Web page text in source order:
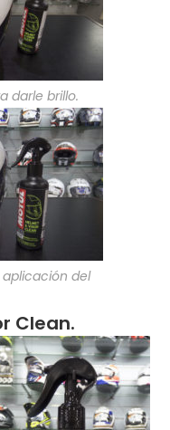
darle brillo.
del
Clean.